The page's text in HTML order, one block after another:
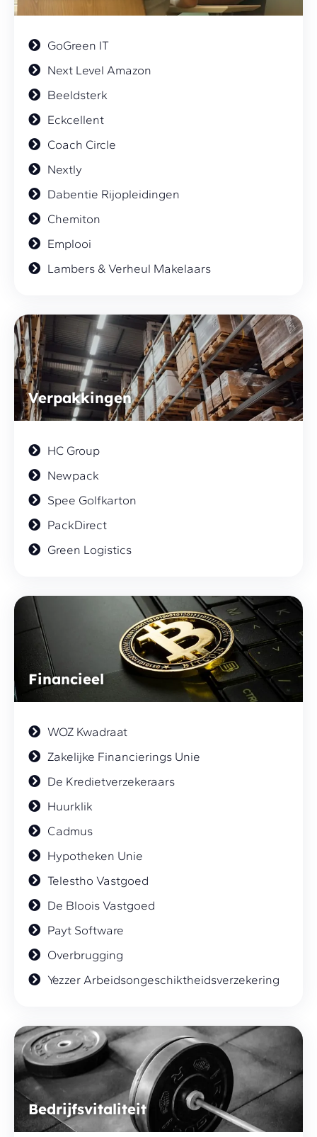
GoGreen IT
Next Level Amazon
Beeldsterk
Eckcellent
Coach Circle
Nextly
Dabentie Rijopleidingen
Chemiton
Emplooi
Lambers & Verheul Makelaars
Verpakkingen
HC Group
Newpack
Spee Golfkarton
PackDirect
Green Logistics
Financieel
WOZ Kwadraat
Zakelijke Financierings Unie
De Kredietverzekeraars
Huurklik
Cadmus
Hypotheken Unie
Telestho Vastgoed
De Bloois Vastgoed
Payt Software
Overbrugging
Yezzer Arbeidsongeschiktheidsverzekering
Bedrijfsvitaliteit